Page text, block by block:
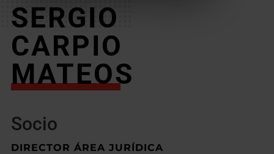
SERGIO
CARPIO
MATEOS
Socio
DIRECTOR ÁREA JURÍDICA